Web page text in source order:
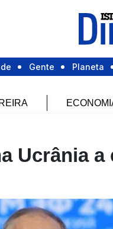
Gente Planeta
Ucrânia a